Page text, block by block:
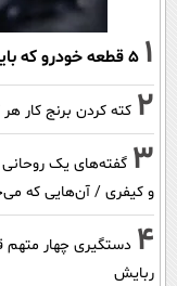
1 ۵ قطعه خودرو که باید در ۹۶ هزار کیلومتر عوض کنید
2 کته کردن برنج کار
3
و کیفری / آن‌هایی که می‌خواهند به ۲۵۰ هزار نفر
4 دستگیری چهار متهم
ربایش